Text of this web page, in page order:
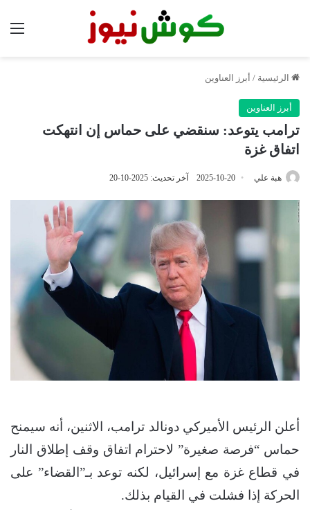
الرئيسية / أبرز العناوين
أبرز العناوين
ترامب يتوعد: سنقضي على حماس إن انتهكت
اتفاق غزة
هبة علي 2025-10-20 آخر تحديث: 2025-10-20
أعلن الرئيس الأميركي دونالد ترامب، الاثنين، أنه سيمنح
حماس “فرصة صغيرة” لاحترام اتفاق وقف إطلاق النار
في قطاع غزة مع إسرائيل، لكنه توعد بـ”القضاء” على
الحركة إذا فشلت في القيام بذلك.